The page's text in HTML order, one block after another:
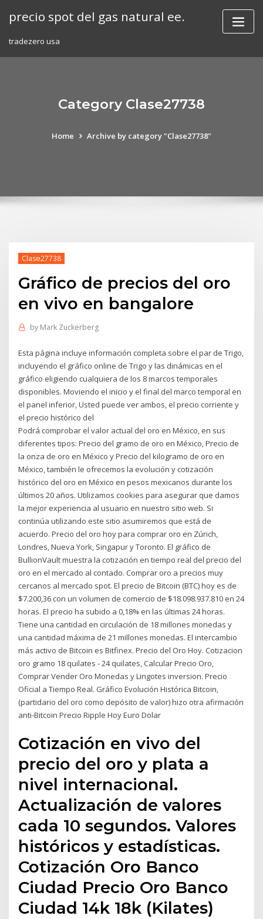
precio spot del gas natural ee.
tradezero usa
Category Clase27738
Home Archive by category "Clase27738"
Clase27738
Gráfico de precios del oro
en vivo en bangalore
by Mark Zuckerberg
Esta página incluye información completa sobre el par de Trigo,
incluyendo el gráfico online de Trigo y las dinámicas en el
gráfico eligiendo cualquiera de los 8 marcos temporales
disponibles. Moviendo el inicio y el final del marco temporal en
el panel inferior, Usted puede ver ambos, el precio corriente y
el precio histórico del
Podrá comprobar el valor actual del oro en México, en sus
diferentes tipos: Precio del gramo de oro en México, Precio de
la onza de oro en México y Precio del kilogramo de oro en
México, también le ofrecemos la evolución y cotización
histórico del oro en México en pesos mexicanos durante los
últimos 20 años. Utilizamos cookies para asegurar que damos
la mejor experiencia al usuario en nuestro sitio web. Si
continúa utilizando este sitio asumiremos que está de
acuerdo. Precio del oro hoy para comprar oro en Zúrich,
Londres, Nueva York, Singapur y Toronto. El gráfico de
BullionVault muestra la cotización en tiempo real del precio del
oro en el mercado al contado. Comprar oro a precios muy
cercanos al mercado spot. El precio de Bitcoin (BTC) hoy es de
$7.200,36 con un volumen de comercio de $18.098.937.810 en 24
horas. El precio ha subido a 0,18% en las últimas 24 horas.
Tiene una cantidad en circulación de 18 millones monedas y
una cantidad máxima de 21 millones monedas. El intercambio
más activo de Bitcoin es Bitfinex. Precio del Oro Hoy. Cotizacion
oro gramo 18 quilates - 24 quilates, Calcular Precio Oro,
Comprar Vender Oro Monedas y Lingotes inversion. Precio
Oficial a Tiempo Real. Gráfico Evolución Histórica Bitcoin,
(partidario del oro como depósito de valor) hizo otra afirmación
anti-Bitcoin Precio Ripple Hoy Euro Dolar
Cotización en vivo del
precio del oro y plata a
nivel internacional.
Actualización de valores
cada 10 segundos. Valores
históricos y estadísticas.
Cotización Oro Banco
Ciudad Precio Oro Banco
Ciudad 14k 18k (Kilates)